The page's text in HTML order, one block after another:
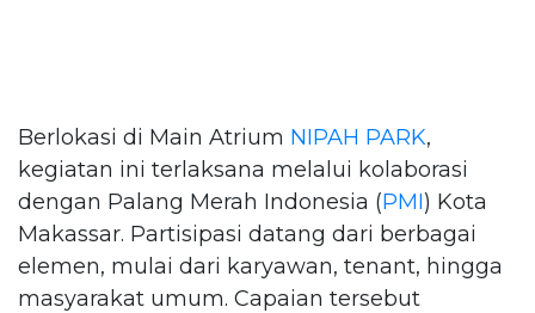
Berlokasi di Main Atrium NIPAH PARK,
kegiatan ini terlaksana melalui kolaborasi
dengan Palang Merah Indonesia (PMI) Kota
Makassar. Partisipasi datang dari berbagai
elemen, mulai dari karyawan, tenant, hingga
masyarakat umum. Capaian tersebut